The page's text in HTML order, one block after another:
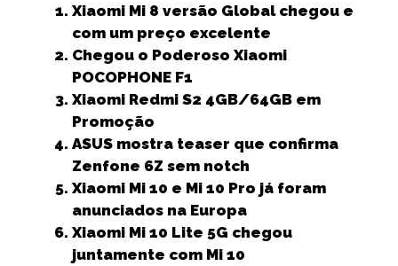
c
e
b
o
o
k
it
t
e
r
ai
l
a
ts
A
p
p
k
e
n
ss
e
g
e
r
a
r
Xiaomi Mi 8 versão Global chegou e
com um preço excelente
Chegou o Poderoso Xiaomi
POCOPHONE F1
Xiaomi Redmi S2 4GB/64GB em
Promoção
ASUS mostra teaser que confirma
Zenfone 6Z sem notch
Xiaomi Mi 10 e Mi 10 Pro já foram
anunciados na Europa
Xiaomi Mi 10 Lite 5G chegou
juntamente com Mi 10